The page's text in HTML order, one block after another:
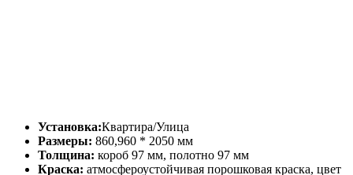
Установка:Квартира/Улица
Размеры: 860,960 * 2050 мм
Толщина: короб 97 мм, полотно 97 мм
Краска: атмосфероустойчивая порошковая краска, цвет